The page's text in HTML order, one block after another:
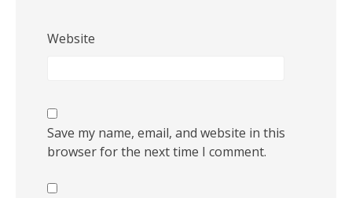
Website
Save my name, email, and website in this
browser for the next time I comment.